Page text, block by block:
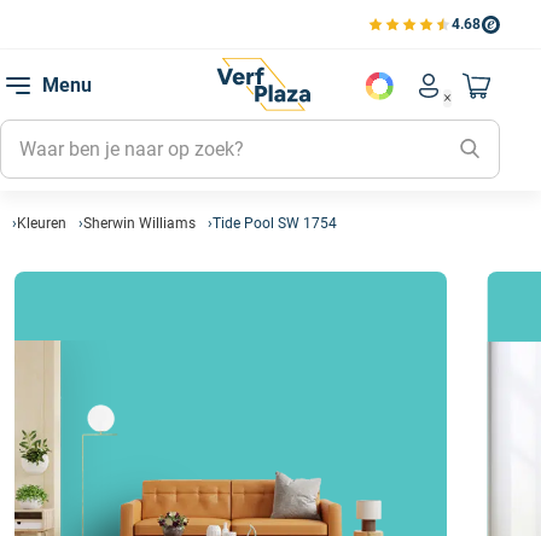
4.68
Bekijk de verfplaza
Menu
Account
Mijn
Mijn
Mijn
Naar
Kleuren Sherwin Williams Tide Pool SW 1754